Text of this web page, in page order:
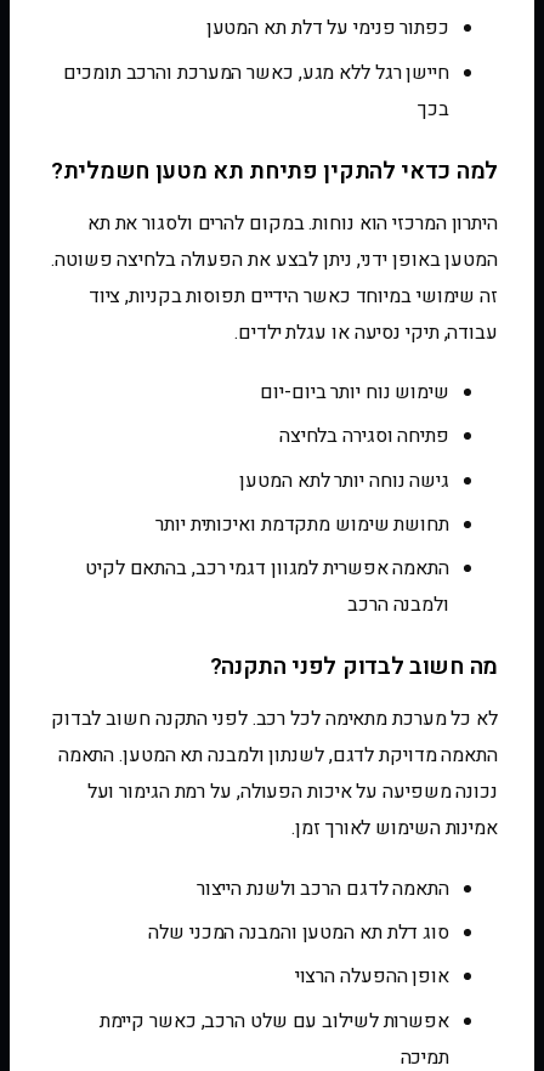
כפתור פנימי על דלת תא המטען
חיישן רגל ללא מגע, כאשר המערכת והרכב תומכים
בכך
למה כדאי להתקין פתיחת תא מטען חשמלית?
היתרון המרכזי הוא נוחות. במקום להרים ולסגור את תא
המטען באופן ידני, ניתן לבצע את הפעולה בלחיצה פשוטה.
זה שימושי במיוחד כאשר הידיים תפוסות בקניות, ציוד
עבודה, תיקי נסיעה או עגלת ילדים.
שימוש נוח יותר ביום-יום
פתיחה וסגירה בלחיצה
גישה נוחה יותר לתא המטען
תחושת שימוש מתקדמת ואיכותית יותר
התאמה אפשרית למגוון דגמי רכב, בהתאם לקיט
ולמבנה הרכב
מה חשוב לבדוק לפני התקנה?
לא כל מערכת מתאימה לכל רכב. לפני התקנה חשוב לבדוק
התאמה מדויקת לדגם, לשנתון ולמבנה תא המטען. התאמה
נכונה משפיעה על איכות הפעולה, על רמת הגימור ועל
אמינות השימוש לאורך זמן.
התאמה לדגם הרכב ולשנת הייצור
סוג דלת תא המטען והמבנה המכני שלה
אופן ההפעלה הרצוי
אפשרות לשילוב עם שלט הרכב, כאשר קיימת
תמיכה